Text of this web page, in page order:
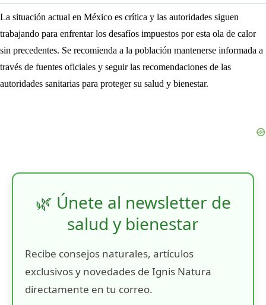
La situación actual en México es crítica y las autoridades siguen
trabajando para enfrentar los desafíos impuestos por esta ola de calor
sin precedentes. Se recomienda a la población mantenerse informada a
través de fuentes oficiales y seguir las recomendaciones de las
autoridades sanitarias para proteger su salud y bienestar.
🌿 Únete al newsletter de
salud y bienestar
Recibe consejos naturales, artículos
exclusivos y novedades de Ignis Natura
directamente en tu correo.